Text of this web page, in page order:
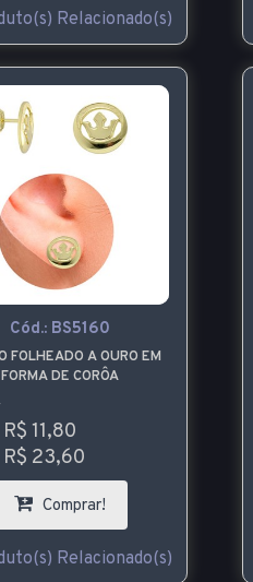
Relacionado(s)
Cód.: BS5160
FOLHEADO A OURO EM
FORMA DE CORÔA
R$ 11,80
R$ 23,60
Comprar!
Relacionado(s)